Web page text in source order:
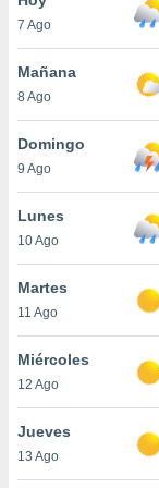
en
más
nuestra
de
cookies
aceptar
7 Ago
Mañana
8 Ago
Domingo
9 Ago
Lunes
10 Ago
Martes
11 Ago
Miércoles
12 Ago
Jueves
13 Ago